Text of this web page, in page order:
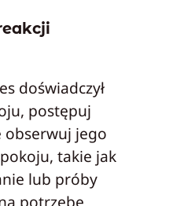
doświadczył
postępuj
obserwuj jego
takie jak
lub próby
potrzebę